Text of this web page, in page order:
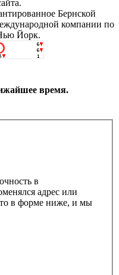
Бернской
компании по
Йорк.
время.
в
адрес или
в форме ниже, и мы